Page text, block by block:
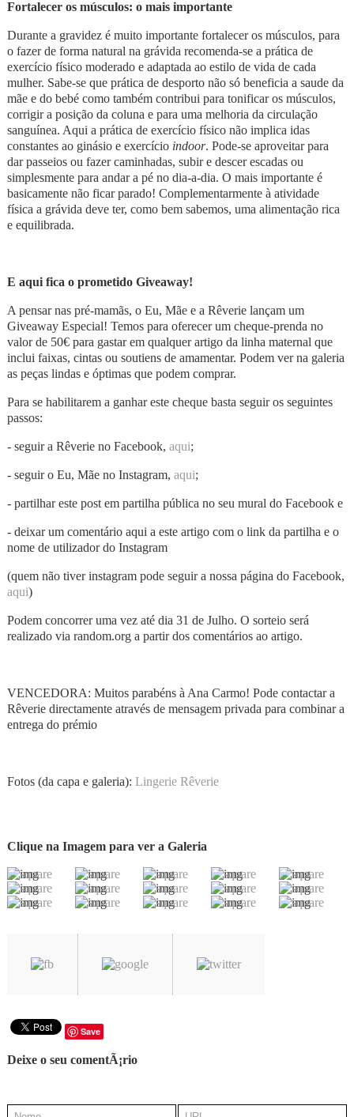
Fortalecer os músculos: o mais importante
Durante a gravidez é muito importante fortalecer os músculos, para
o fazer de forma natural na grávida recomenda-se a prática de
exercício físico moderado e adaptada ao estilo de vida de cada
mulher. Sabe-se que prática de desporto não só beneficia a saude da
mãe e do bebé como também contribui para tonificar os músculos,
corrigir a posição da coluna e para uma melhoria da circulação
sanguínea. Aqui a prática de exercício físico não implica idas
constantes ao ginásio e exercício indoor. Pode-se aproveitar para
dar passeios ou fazer caminhadas, subir e descer escadas ou
simplesmente para andar a pé no dia-a-dia. O mais importante é
basicamente não ficar parado! Complementarmente à atividade
física a grávida deve ter, como bem sabemos, uma alimentação rica
e equilibrada.
E aqui fica o prometido Giveaway!
A pensar nas pré-mamãs, o Eu, Mãe e a Rêverie lançam um
Giveaway Especial! Temos para oferecer um cheque-prenda no
valor de 50€ para gastar em qualquer artigo da linha maternal que
inclui faixas, cintas ou soutiens de amamentar. Podem ver na galeria
as peças lindas e óptimas que podem comprar.
Para se habilitarem a ganhar este cheque basta seguir os seguintes
passos:
- seguir a Rêverie no Facebook, aqui;
- seguir o Eu, Mãe no Instagram, aqui;
- partilhar este post em partilha pública no seu mural do Facebook e
- deixar um comentário aqui a este artigo com o link da partilha e o
nome de utilizador do Instagram
(quem não tiver instagram pode seguir a nossa página do Facebook,
aqui)
Podem concorrer uma vez até dia 31 de Julho. O sorteio será
realizado via random.org a partir dos comentários ao artigo.
VENCEDORA: Muitos parabéns à Ana Carmo! Pode contactar a
Rêverie directamente através de mensagem privada para combinar a
entrega do prémio
Fotos (da capa e galeria): Lingerie Rêverie
Clique na Imagem para ver a Galeria
Save
Deixe o seu comentÃ¡rio